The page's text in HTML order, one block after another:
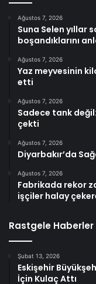
Ağustos 7, 2026
Suna Selen yıllar
boşandıklarını
Ağustos 7, 2026
Yaz meyvesinin
etti
Ağustos 7, 2026
Sadece tank
çekti
Ağustos 7, 2026
Diyarbakır’da
Ağustos 7, 2026
Fabrikada rekor
işçiler halay
Rastgele Haberler
Şubat 13, 2026
Eskişehir
İçin Kulaç Attı